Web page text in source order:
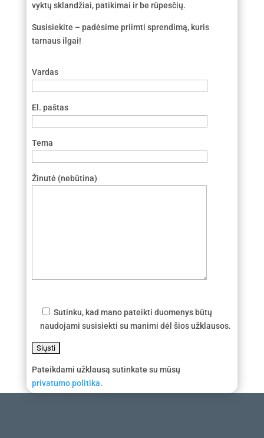
vyktų sklandžiai, patikimai ir be rūpesčių.
Susisiekite – padėsime priimti sprendimą, kuris
tarnaus ilgai!
Vardas
El. paštas
Tema
Žinutė (nebūtina)
Sutinku, kad mano pateikti duomenys būtų
naudojami susisiekti su manimi dėl šios užklausos.
Pateikdami užklausą sutinkate su mūsų
privatumo politika.